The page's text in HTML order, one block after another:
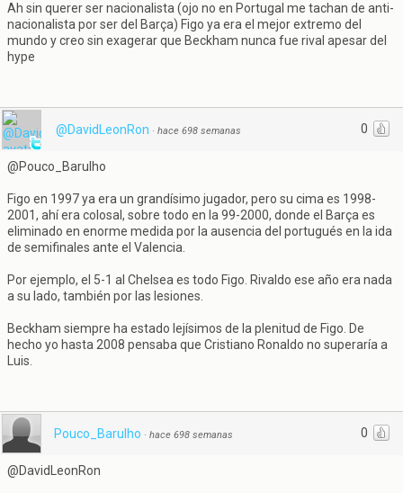
Ah sin querer ser nacionalista (ojo no en Portugal me tachan de anti-
nacionalista por ser del Barça) Figo ya era el mejor extremo del
mundo y creo sin exagerar que Beckham nunca fue rival apesar del
hype
0
@DavidLeonRon · hace 698 semanas
@Pouco_Barulho
Figo en 1997 ya era un grandísimo jugador, pero su cima es 1998-
2001, ahí era colosal, sobre todo en la 99-2000, donde el Barça es
eliminado en enorme medida por la ausencia del portugués en la ida
de semifinales ante el Valencia.
Por ejemplo, el 5-1 al Chelsea es todo Figo. Rivaldo ese año era nada
a su lado, también por las lesiones.
Beckham siempre ha estado lejísimos de la plenitud de Figo. De
hecho yo hasta 2008 pensaba que Cristiano Ronaldo no superaría a
Luis.
0
Pouco_Barulho · hace 698 semanas
@DavidLeonRon